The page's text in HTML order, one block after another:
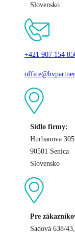
Slovensko
+421 907 154
Sídlo firmy:
Hurbanova
90501 Senica
Slovensko
Pre
Sadová 638/43,